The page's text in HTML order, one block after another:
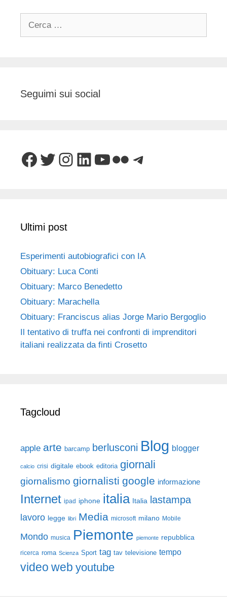
Seguimi sui social
Facebook
Twitter
Instagram
LinkedIn
YouTube
FlickrTelegram
Ultimi post
Esperimenti autobiografici con IA
Obituary: Luca Conti
Obituary: Marco Benedetto
Obituary: Marachella
Obituary: Franciscus alias Jorge Mario Bergoglio
Il tentativo di truffa nei confronti di imprenditori
italiani realizzata da finti Crosetto
Tagcloud
apple arte barcamp berlusconi Blog blogger
calcio crisi digitale ebook editoria giornali
giornalismo giornalisti google informazione
Internet ipad iphone italia Italia lastampa
lavoro legge libri Media microsoft milano Mobile
Mondo musica Piemonte piemonte repubblica
ricerca roma Scienza Sport tag tav televisione tempo
video web youtube